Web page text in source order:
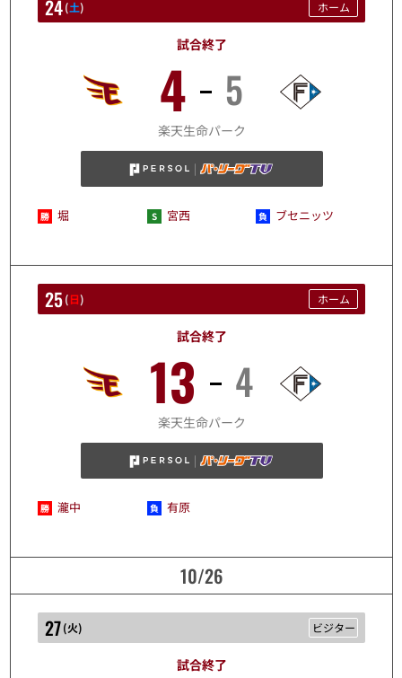
10/24
24(土) ホーム
試合終了
4 5
楽天生命パーク
堀 宮西 ブセニッツ
10/25
25(日) ホーム
試合終了
13 4
楽天生命パーク
瀧中 有原
10/26
27(火) ビジター
試合終了